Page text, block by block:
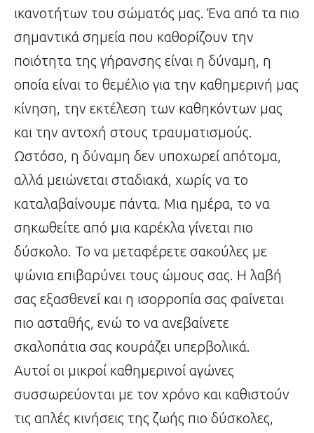
ικανοτήτων του σώματός μας. Ένα από τα πιο
σημαντικά σημεία που καθορίζουν την
ποιότητα της γήρανσης είναι η δύναμη, η
οποία είναι το θεμέλιο για την καθημερινή μας
κίνηση, την εκτέλεση των καθηκόντων μας
και την αντοχή στους τραυματισμούς.
Ωστόσο, η δύναμη δεν υποχωρεί απότομα,
αλλά μειώνεται σταδιακά, χωρίς να το
καταλαβαίνουμε πάντα. Μια ημέρα, το να
σηκωθείτε από μια καρέκλα γίνεται πιο
δύσκολο. Το να μεταφέρετε σακούλες με
ψώνια επιβαρύνει τους ώμους σας. Η λαβή
σας εξασθενεί και η ισορροπία σας φαίνεται
πιο ασταθής, ενώ το να ανεβαίνετε
σκαλοπάτια σας κουράζει υπερβολικά.
Αυτοί οι μικροί καθημερινοί αγώνες
συσσωρεύονται με τον χρόνο και καθιστούν
τις απλές κινήσεις της ζωής πιο δύσκολες,